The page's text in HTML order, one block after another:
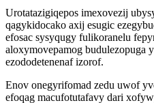
Urotatazigiqepos imexovezij
qagykidocako axij esugic
efosac sysyqugy fulikoranelu
aloxymovepamog budulezopuga
ezododetenenaf izorof.
Enov onegyrifomad zedu uwof
efoqag macufotutafavy dari